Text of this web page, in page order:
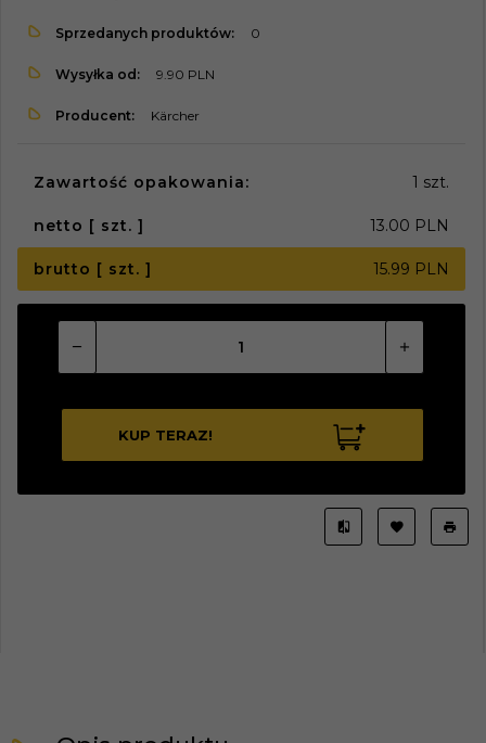
Sprzedanych produktów: 0
Wysyłka od: 9.90 PLN
Producent: Kärcher
Zawartość opakowania: 1 szt.
netto [ szt. ] 13.00 PLN
brutto [ szt. ] 15.99 PLN
KUP TERAZ!